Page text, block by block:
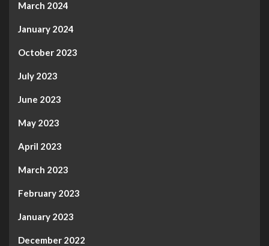
March 2024
January 2024
October 2023
July 2023
June 2023
May 2023
April 2023
March 2023
February 2023
January 2023
December 2022